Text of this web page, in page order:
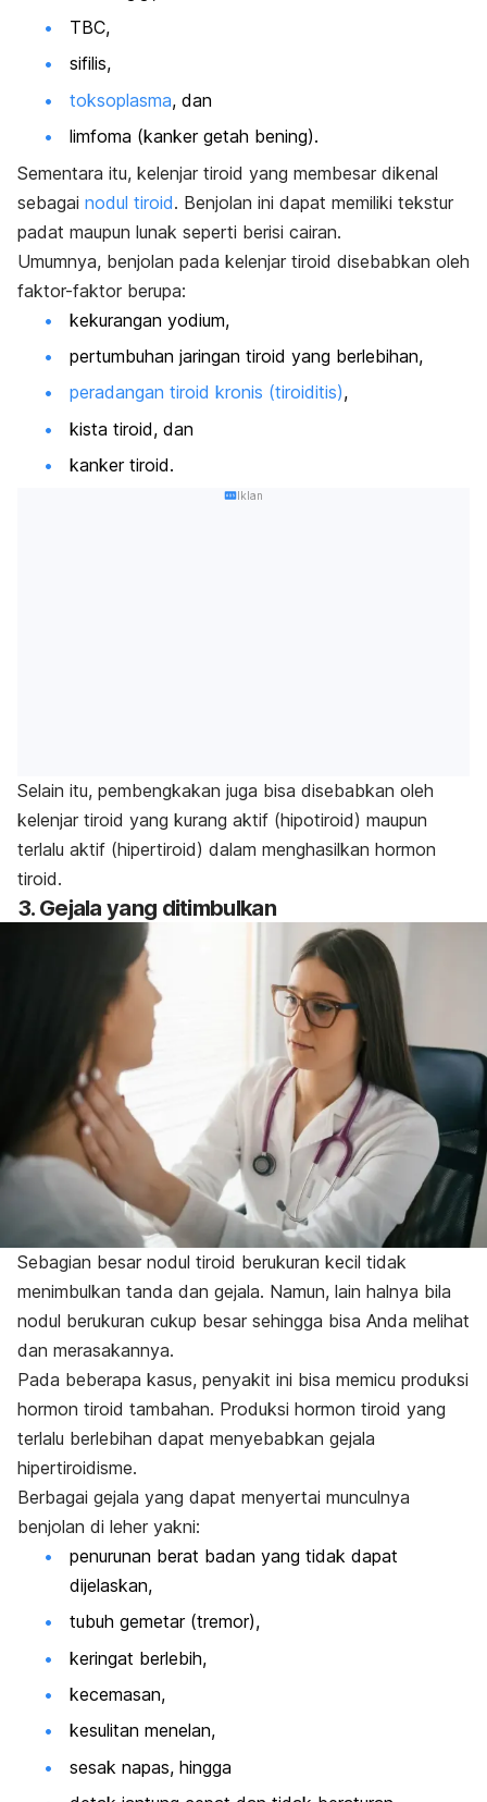
TBC,
sifilis,
toksoplasma, dan
limfoma (kanker getah bening).
Sementara itu, kelenjar tiroid yang membesar dikenal
sebagai nodul tiroid. Benjolan ini dapat memiliki tekstur
padat maupun lunak seperti berisi cairan.
Umumnya, benjolan pada kelenjar tiroid disebabkan oleh
faktor-faktor berupa:
kekurangan yodium,
pertumbuhan jaringan tiroid yang berlebihan,
peradangan tiroid kronis (tiroiditis),
kista tiroid, dan
kanker tiroid.
Iklan
Selain itu, pembengkakan juga bisa disebabkan oleh
kelenjar tiroid yang kurang aktif (hipotiroid) maupun
terlalu aktif (hipertiroid) dalam menghasilkan hormon
tiroid.
3. Gejala yang ditimbulkan
Sebagian besar nodul tiroid berukuran kecil tidak
menimbulkan tanda dan gejala. Namun, lain halnya bila
nodul berukuran cukup besar sehingga bisa Anda melihat
dan merasakannya.
Pada beberapa kasus, penyakit ini bisa memicu produksi
hormon tiroid tambahan. Produksi hormon tiroid yang
terlalu berlebihan dapat menyebabkan gejala
hipertiroidisme.
Berbagai gejala yang dapat menyertai munculnya
benjolan di leher yakni:
penurunan berat badan yang tidak dapat
dijelaskan,
tubuh gemetar (tremor),
keringat berlebih,
kecemasan,
kesulitan menelan,
sesak napas, hingga